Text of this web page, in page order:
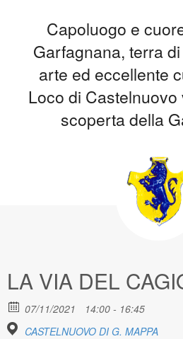
Capoluogo e
Garfagnana, terra
arte ed eccellente
Loco di
scoperta della
LA VIA DEL
07/11/2021
14:00 - 16:45
CASTELNUOVO DI G. MAPPA